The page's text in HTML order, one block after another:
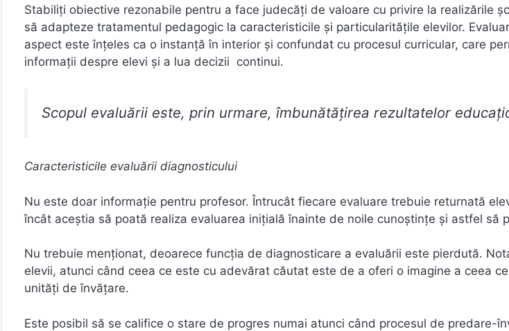
Stabiliți obiective rezonabile pentru a face judecăți de valoare cu privire la realizările
să adapteze tratamentul pedagogic la caracteristicile și particularitățile elevilor.
aspect este înțeles ca o instanță în interior și confundat cu procesul curricular, care
informații despre elevi și a lua decizii continui.
Scopul evaluării este, prin urmare, îmbunătățirea rezultatelor
Caracteristicile evaluării diagnosticului
Nu este doar informație pentru profesor. Întrucât fiecare evaluare trebuie returnată
încât aceștia să poată realiza evaluarea inițială înainte de noile cunoștințe și astfel să
Nu trebuie menționat, deoarece funcția de diagnosticare a evaluării este pierdută.
elevii, atunci când ceea ce este cu adevărat căutat este de a oferi o imagine a ceea
unități de învățare.
Este posibil să se califice o stare de progres numai atunci când procesul de predare-